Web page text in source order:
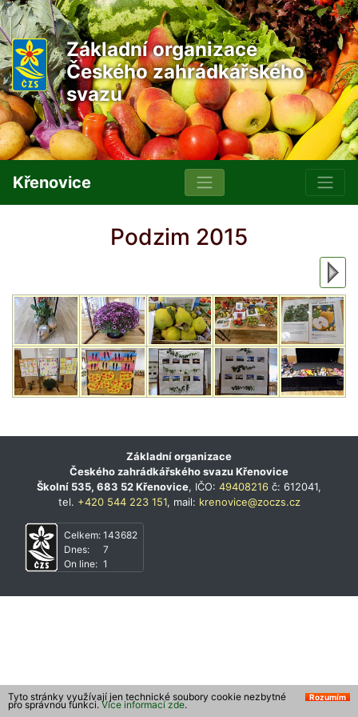
Základní organizace
Českého zahrádkářského
svazu
Křenovice
Podzim 2015
Základní organizace
Českého zahrádkářského svazu Křenovice
Školní 535, 683 52 Křenovice, IČO: 49408216 č: 612041,
tel. +420 544 223 151, mail: krenovice@zoczs.cz
Celkem:
Dnes:
On line:
143682
7
1
Rozumím
Tyto stránky využívají jen technické soubory cookie nezbytné
pro správnou funkci. Více informací zde.